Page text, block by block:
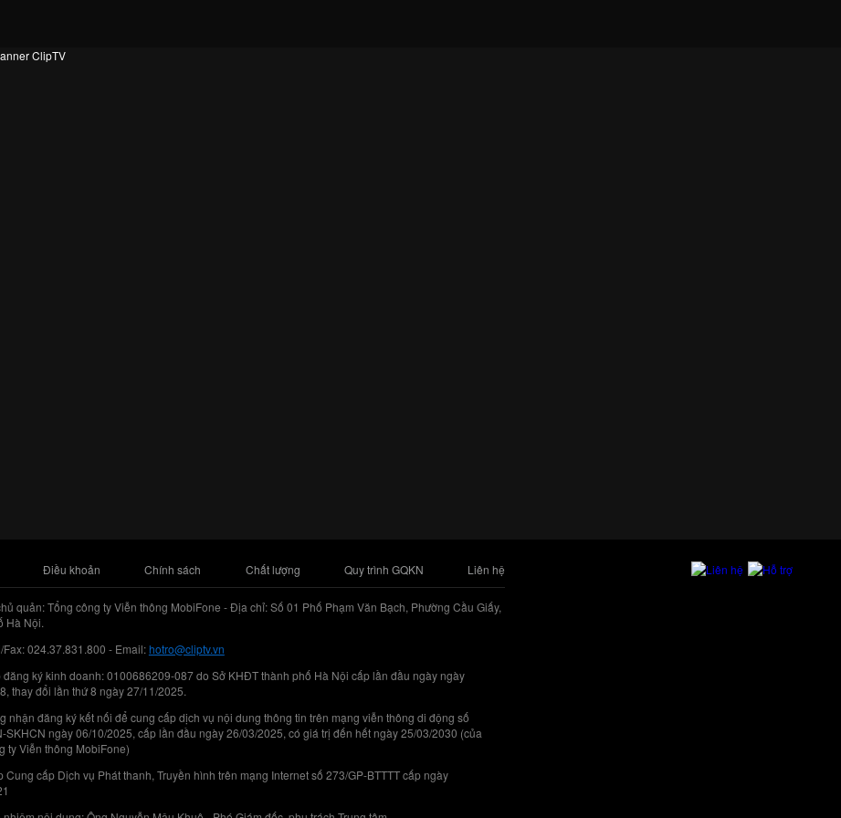
Điều khoản Chính sách Chất lượng Quy trình GQKN Liên hệ
quản: Tổng công ty Viễn thông MobiFone - Địa chỉ: Số 01 Phố Phạm Văn Bạch, Phường Cầu Giấy,
Hà Nội.
024.37.831.800 - Email:hotro@cliptv.vn
đăng ký kinh doanh: 0100686209-087 do Sở KHĐT thành phố Hà Nội cấp lần đầu ngày ngày
thay đổi lần thứ 8 ngày 27/11/2025.
nhận đăng ký kết nối để cung cấp dịch vụ nội dung thông tin trên mạng viễn thông di động số
SKHCN ngày 06/10/2025, cấp lần đầu ngày 26/03/2025, có giá trị đến hết ngày 25/03/2030 (của
ty Viễn thông MobiFone)
Cung cấp Dịch vụ Phát thanh, Truyền hình trên mạng Internet số 273/GP-BTTTT cấp ngày